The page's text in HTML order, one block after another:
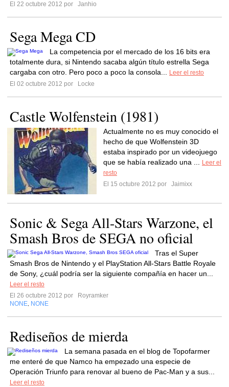
El 22 octubre 2012 por
Janhio
Sega Mega CD
La competencia por el mercado de los 16 bits era
totalmente dura, si Nintendo sacaba algún título estrella Sega
cargaba con otro. Pero poco a poco la consola...
Leer el resto
El 02 octubre 2012 por
Locke
Castle Wolfenstein (1981)
Actualmente no es muy conocido el
hecho de que Wolfenstein 3D
estaba inspirado por un videojuego
que se había realizado una ...
Leer el
resto
El 15 octubre 2012 por
Jaimixx
Sonic & Sega All-Stars Warzone, el
Smash Bros de SEGA no oficial
Tras el Super
Smash Bros de Nintendo y el PlayStation All-Stars Battle Royale
de Sony, ¿cuál podría ser la siguiente compañía en hacer un...
Leer el resto
El 26 octubre 2012 por
Royramker
NONE NONE
Rediseños de mierda
La semana pasada en el blog de Topofarmer
me enteré de que Namco ha empezado una especie de
Operación Triunfo para renovar al bueno de Pac-Man y a sus...
Leer el resto